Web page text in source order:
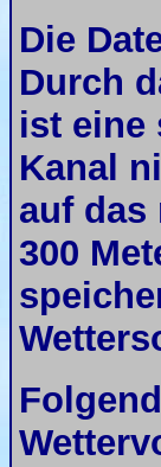
Die
Durch
ist eine
Kanal
auf das
300